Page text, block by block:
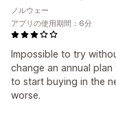
Impossible to try
change an annual
to start buying in the
worse.
ノルウェー
アプリの使用期間：6分